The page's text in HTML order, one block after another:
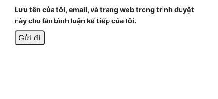
Lưu tên của tôi, email, và trang web trong trình duyệt
này cho lần bình luận kế tiếp của tôi.